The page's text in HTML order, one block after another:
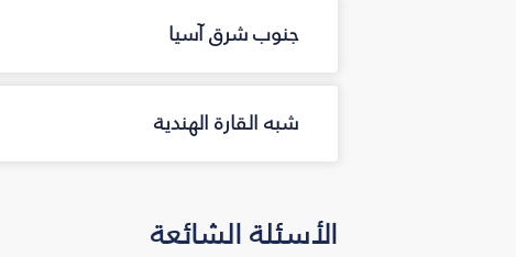
جنوب شرق آسيا
شبه القارة الهندية
الأسئلة الشائعة